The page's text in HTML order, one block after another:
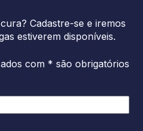
Cadastre-se e iremos
estiverem disponíveis.
com * são obrigatórios